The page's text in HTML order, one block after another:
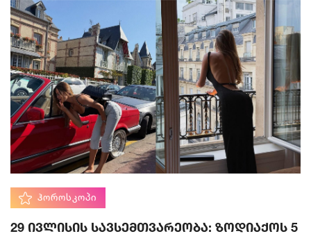
ᲰᲝᲠᲝᲡᲙᲝᲞᲘ
29 ივლისის სავსემთვარეობა: ზოდიაქოს 5